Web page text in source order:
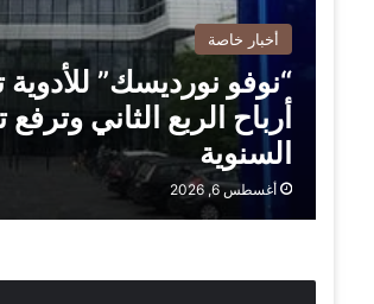
أخبار خاصة
“نوفو نورديسك” للأدوية
أرباح الربع الثاني وترفع
السنوية
أغسطس 6, 2026